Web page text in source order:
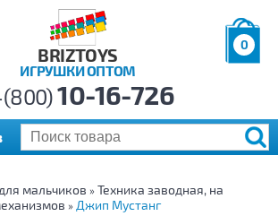
BRIZTOYS
ИГРУШКИ ОПТОМ
0
р.
10-16-726
мальчиков » Техника заводная, на
» Джип Мустанг